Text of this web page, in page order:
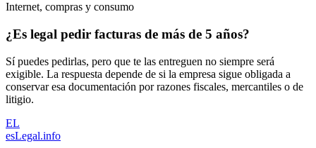
Internet, compras y consumo
¿Es legal pedir facturas de más de 5 años?
Sí puedes pedirlas, pero que te las entreguen no siempre será
exigible. La respuesta depende de si la empresa sigue obligada a
conservar esa documentación por razones fiscales, mercantiles o de
litigio.
EL
esLegal.info